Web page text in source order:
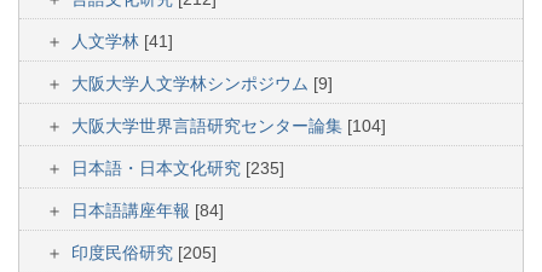
人文学林 [41]
大阪大学人文学林シンポジウム [9]
大阪大学世界言語研究センター論集 [104]
日本語・日本文化研究 [235]
日本語講座年報 [84]
印度民俗研究 [205]